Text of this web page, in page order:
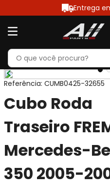
Entrega
Referência: CUMB0425-32655
Cubo Roda
Traseiro
Mercedes-
350 2005-